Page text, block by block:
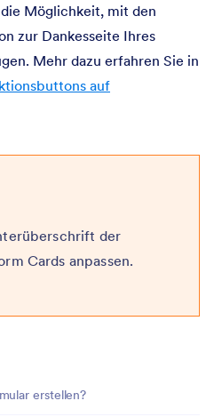
die Möglichkeit, mit den
zur Dankesseite Ihres
Mehr dazu erfahren Sie in
auf
der
Cards anpassen.
erstellen?